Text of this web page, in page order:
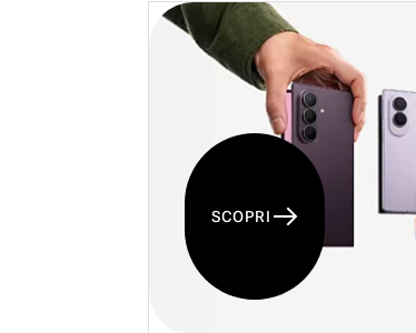
SCOPRI